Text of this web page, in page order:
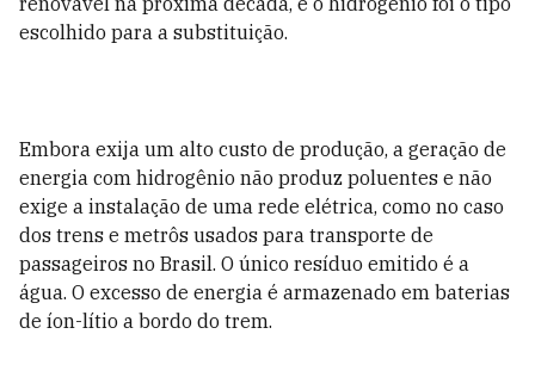
escolhido para a substituição.
Embora exija um alto custo de produção, a geração de
energia com hidrogênio não produz poluentes e não
exige a instalação de uma rede elétrica, como no caso
dos trens e metrôs usados para transporte de
passageiros no Brasil. O único resíduo emitido é a
água. O excesso de energia é armazenado em baterias
de íon-lítio a bordo do trem.